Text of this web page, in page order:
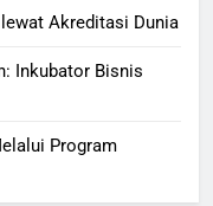
Akreditasi Dunia
Inkubator Bisnis
Program